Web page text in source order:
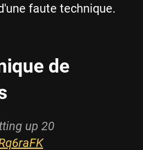
faute technique.
de
up 20